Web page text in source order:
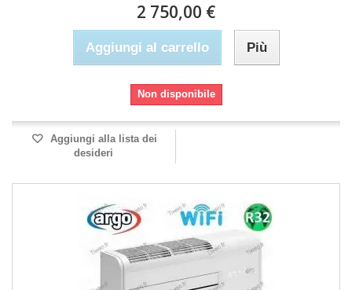
2 750,00 €
Aggiungi al carrello Più
Non disponibile
Aggiungi alla lista dei
desideri